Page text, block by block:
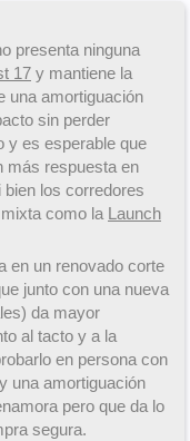
presenta ninguna
17 y mantiene la
una amortiguación
sin perder
y es esperable que
más respuesta en
los corredores
como la Launch
en un renovado corte
junto con una nueva
da mayor
al tacto y a la
en persona con
una amortiguación
pero que da lo
segura.